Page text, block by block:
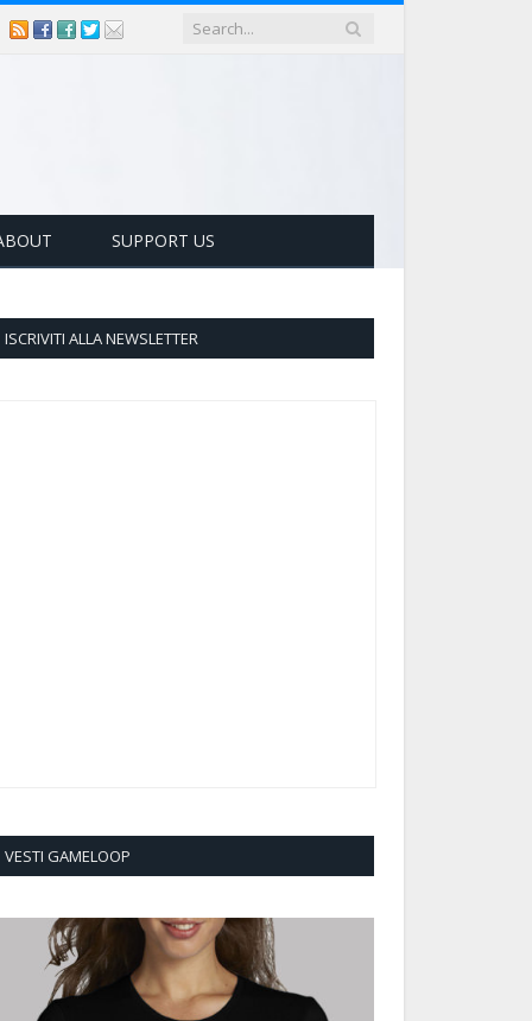
SUPPORT US
ISCRIVITI ALLA NEWSLETTER
VESTI GAMELOOP